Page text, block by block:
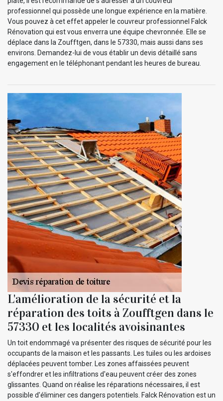
professionnel qui possède une longue expérience en la matière.
Vous pouvez à cet effet appeler le couvreur professionnel Falck
Rénovation qui est vous enverra une équipe chevronnée. Elle se
déplace dans la Zoufftgen, dans le 57330, mais aussi dans ses
environs. Demandez-lui de vous établir un devis détaillé sans
engagement en le téléphonant pendant les heures de bureau.
L'amélioration de la sécurité et la
réparation des toits à Zoufftgen dans le
57330 et les localités avoisinantes
Un toit endommagé va présenter des risques de sécurité pour les
occupants de la maison et les passants. Les tuiles ou les ardoises
déplacées peuvent tomber. Les zones affaissées peuvent
s'effondrer et les infiltrations d'eau peuvent créer des zones
glissantes. Quand on réalise les réparations nécessaires, il est
possible d'éliminer ces dangers potentiels. Falck Rénovation est un